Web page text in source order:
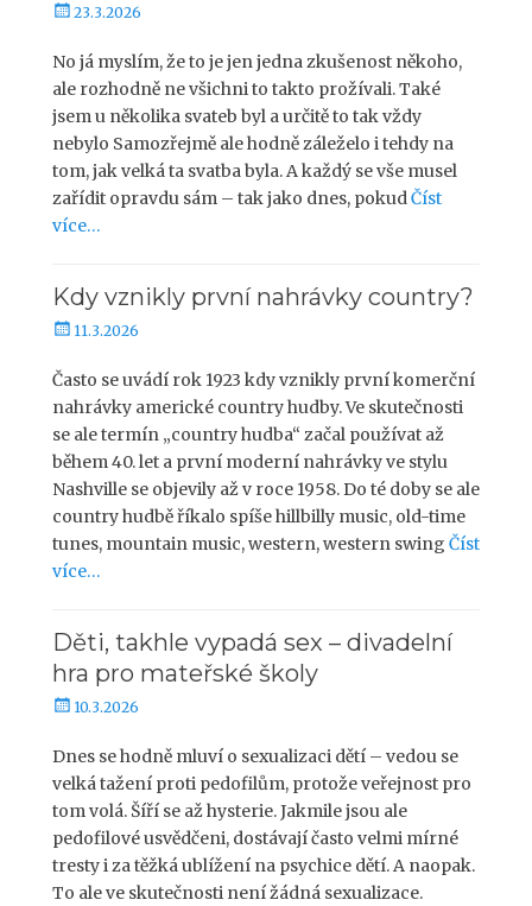
P
b
l
i
k
o
v
á
n
23.3.2026
No já myslím, že to je jen jedna zkušenost někoho,
ale rozhodně ne všichni to takto prožívali. Také
jsem u několika svateb byl a určitě to tak vždy
nebylo Samozřejmě ale hodně záleželo i tehdy na
tom, jak velká ta svatba byla. A každý se vše musel
zařídit opravdu sám – tak jako dnes, pokudČíst
více…
Kdy vznikly první nahrávky country?
P
b
l
o
v
á
n
o
11.3.2026
Často se uvádí rok 1923 kdy vznikly první komerční
nahrávky americké country hudby. Ve skutečnosti
se ale termín „country hudba“ začal používat až
během 40. let a první moderní nahrávky ve stylu
Nashville se objevily až v roce 1958. Do té doby se ale
country hudbě říkalo spíše hillbilly music, old-time
tunes, mountain music, western, western swing Číst
více…
Děti, takhle vypadá sex – divadelní
hra pro mateřské školy
P
b
l
o
v
á
10.3.2026
Dnes se hodně mluví o sexualizaci dětí – vedou se
velká tažení proti pedofilům, protože veřejnost pro
tom volá. Šíří se až hysterie. Jakmile jsou ale
pedofilové usvědčeni, dostávají často velmi mírné
tresty i za těžká ublížení na psychice dětí. A naopak.
To ale ve skutečnosti není žádná sexualizace.